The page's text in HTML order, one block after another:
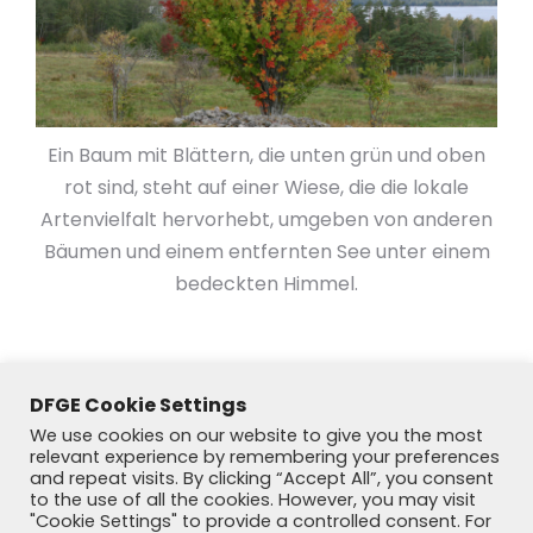
Ein Baum mit Blättern, die unten grün und oben
rot sind, steht auf einer Wiese, die die lokale
Artenvielfalt hervorhebt, umgeben von anderen
Bäumen und einem entfernten See unter einem
bedeckten Himmel.
DFGE Cookie Settings
We use cookies on our website to give you the most
relevant experience by remembering your preferences
and repeat visits. By clicking “Accept All”, you consent
to the use of all the cookies. However, you may visit
"Cookie Settings" to provide a controlled consent. For